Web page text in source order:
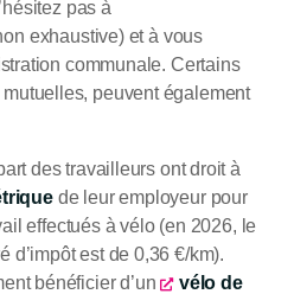
pas à
exhaustive) et à vous
communale. Certains
peuvent également
des travailleurs ont droit à
de leur employeur pour
effectués à vélo (en 2026, le
d’impôt est de 0,36 €/km).
bénéficier d’un
vélo de